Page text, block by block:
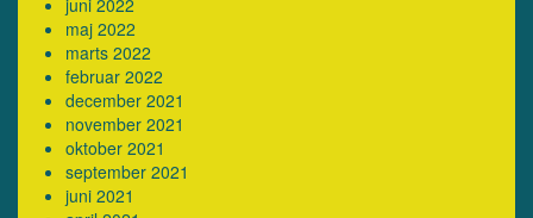
maj 2022
marts 2022
februar 2022
december 2021
november 2021
oktober 2021
september 2021
juni 2021